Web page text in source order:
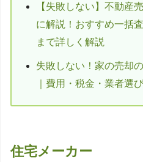
【失敗しない】不動産
に解説！おすすめ一括
まで詳しく解説
失敗しない！家の売却
｜費用・税金・業者選
住宅メーカー